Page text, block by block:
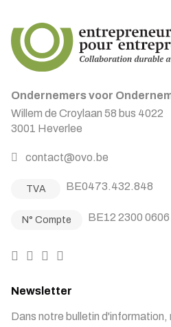
Ondernemers voor
Willem de Croylaan 58 bus 4022
3001 Heverlee
contact@ovo.be
TVA BE0473.432.848
N° Compte BE12 2300
Newsletter
Dans notre bulletin d'information,